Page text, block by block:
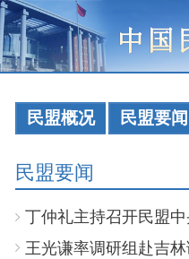
民盟概况 民盟要闻
民盟要闻
丁仲礼主持召开民盟
王光谦率调研组赴吉